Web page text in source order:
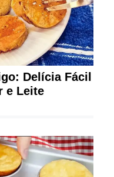
Delícia Fácil
e Leite